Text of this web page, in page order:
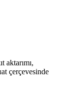
aktarımı,
çerçevesinde